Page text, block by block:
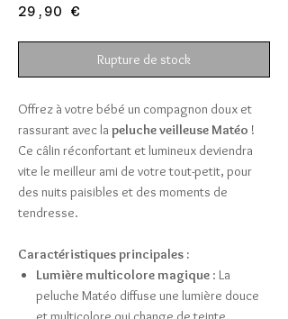
29,90 €
Rupture de stock
Offrez à votre bébé un compagnon doux et
rassurant avec la peluche veilleuse Matéo !
Ce câlin réconfortant et lumineux deviendra
vite le meilleur ami de votre tout-petit, pour
des nuits paisibles et des moments de
tendresse.
Caractéristiques principales :
Lumière multicolore magique : La
peluche Matéo diffuse une lumière douce